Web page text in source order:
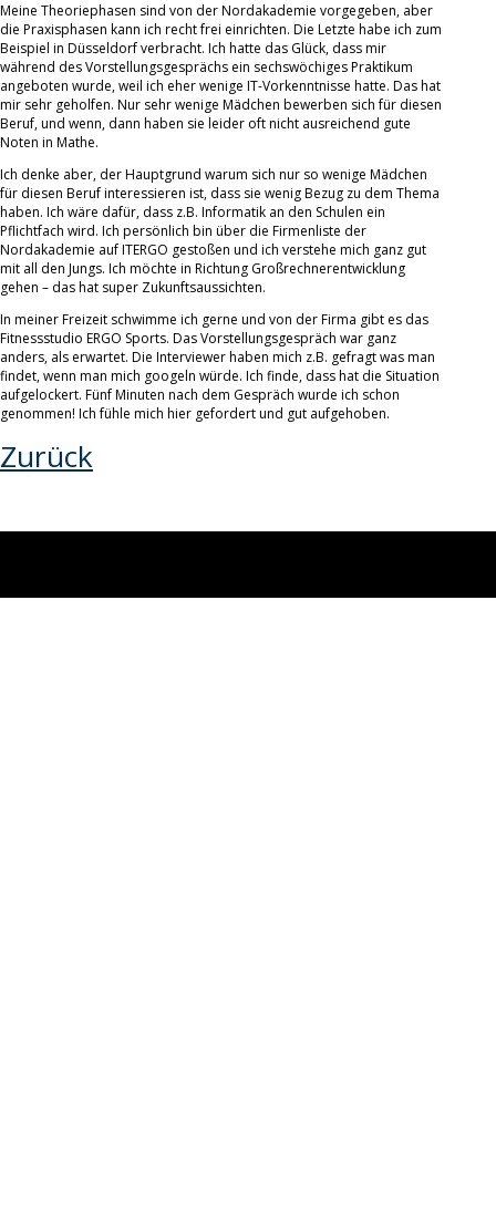
Meine Theoriephasen sind von der Nordakademie vorgegeben, aber
die Praxisphasen kann ich recht frei einrichten. Die Letzte habe ich zum
Beispiel in Düsseldorf verbracht. Ich hatte das Glück, dass mir
während des Vorstellungsgesprächs ein sechswöchiges Praktikum
angeboten wurde, weil ich eher wenige IT-Vorkenntnisse hatte. Das hat
mir sehr geholfen. Nur sehr wenige Mädchen bewerben sich für diesen
Beruf, und wenn, dann haben sie leider oft nicht ausreichend gute
Noten in Mathe.
Ich denke aber, der Hauptgrund warum sich nur so wenige Mädchen
für diesen Beruf interessieren ist, dass sie wenig Bezug zu dem Thema
haben. Ich wäre dafür, dass z.B. Informatik an den Schulen ein
Pflichtfach wird. Ich persönlich bin über die Firmenliste der
Nordakademie auf ITERGO gestoßen und ich verstehe mich ganz gut
mit all den Jungs. Ich möchte in Richtung Großrechnerentwicklung
gehen – das hat super Zukunftsaussichten.
In meiner Freizeit schwimme ich gerne und von der Firma gibt es das
Fitnessstudio ERGO Sports. Das Vorstellungsgespräch war ganz
anders, als erwartet. Die Interviewer haben mich z.B. gefragt was man
findet, wenn man mich googeln würde. Ich finde, dass hat die Situation
aufgelockert. Fünf Minuten nach dem Gespräch wurde ich schon
genommen! Ich fühle mich hier gefordert und gut aufgehoben.
Zurück